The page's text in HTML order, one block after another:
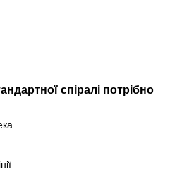
спіралі потрібно